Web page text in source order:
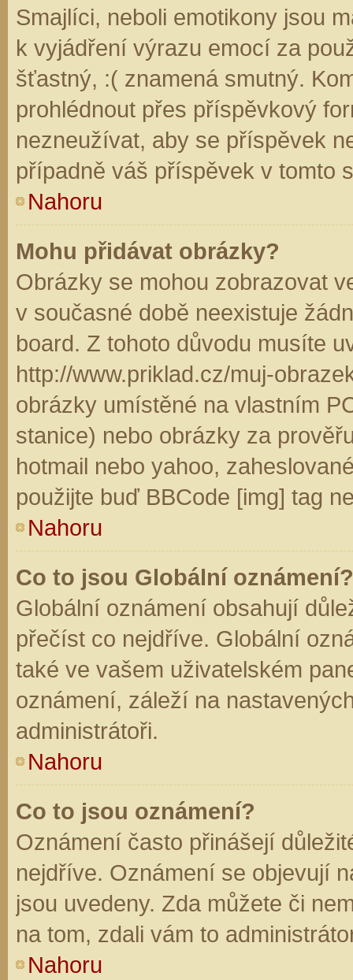
Smajlíci, neboli emotikony jsou
k vyjádření výrazu emocí za
šťastný, :( znamená smutný.
prohlédnout přes příspěvkový
nezneužívat, aby se příspěvek
případně váš příspěvek v tomto
Nahoru
Mohu přidávat obrázky?
Obrázky se mohou zobrazovat
v současné době neexistuje
board. Z tohoto důvodu musíte
http://www.priklad.cz/muj-
obrázky umístěné na vlastním
stanice) nebo obrázky za
hotmail nebo yahoo,
použijte buď BBCode [img] tag
Nahoru
Co to jsou Globální oznámení?
Globální oznámení obsahují
přečíst co nejdříve. Globální
také ve vašem uživatelském
oznámení, záleží na
administrátoři.
Nahoru
Co to jsou oznámení?
Oznámení často přinášejí
nejdříve. Oznámení se objevují
jsou uvedeny. Zda můžete či
na tom, zdali vám to
Nahoru